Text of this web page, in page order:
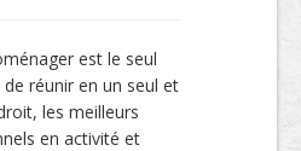
est le seul
réunir en un seul et
les meilleurs
en activité et